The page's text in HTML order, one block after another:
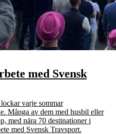
med Svensk
varje sommar
Många av dem med husbil eller
med nära 70 destinationer i
med Svensk Travsport.